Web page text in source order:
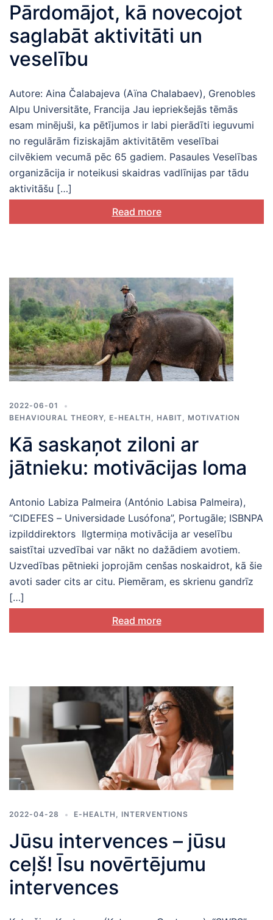
Pārdomājot, kā novecojot
saglabāt aktivitāti un
veselību
Autore: Aina Čalabajeva (Aïna Chalabaev), Grenobles
Alpu Universitāte, Francija Jau iepriekšejās tēmās
esam minējuši, ka pētījumos ir labi pierādīti ieguvumi
no regulārām fiziskajām aktivitātēm veselībai
cilvēkiem vecumā pēc 65 gadiem. Pasaules Veselības
organizācija ir noteikusi skaidras vadlīnijas par tādu
aktivitāšu […]
Read more
2022-06-01
BEHAVIOURAL THEORY, E-HEALTH , HABIT, MOTIVATION
Kā saskaņot ziloni ar
jātnieku: motivācijas loma
Antonio Labiza Palmeira (António Labisa Palmeira),
“CIDEFES – Universidade Lusófona”, Portugāle; ISBNPA
izpilddirektors Ilgtermiņa motivācija ar veselību
saistītai uzvedībai var nākt no dažādiem avotiem.
Uzvedības pētnieki joprojām cenšas noskaidrot, kā šie
avoti sader cits ar citu. Piemēram, es skrienu gandrīz
[…]
Read more
2022-04-28 E-HEALTH , INTERVENTIONS
Jūsu intervences – jūsu
ceļš! Īsu novērtējumu
intervences